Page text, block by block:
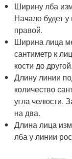
Ширину лба
Начало будет
правой.
Ширина лица
сантиметр к
кости до другой.
Длину линии
количество
угла челюсти.
на два.
Длина лица
лба у линии